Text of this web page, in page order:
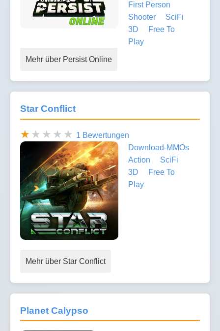
First Person
Shooter
SciFi
3D
Free To
Play
Mehr über Persist Online
Star Conflict
1 Bewertungen
Download-MMOs
Action
SciFi
3D
Free To
Play
Mehr über Star Conflict
Planet Calypso